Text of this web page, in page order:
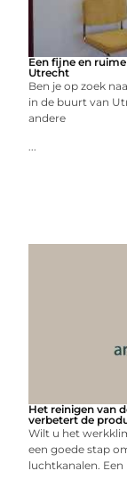
Een fijne en
Utrecht
Ben je op zoek
in de buurt van
andere
...
Het reinigen van
verbetert de
Wilt u het
een goede stap
luchtkanalen. Een